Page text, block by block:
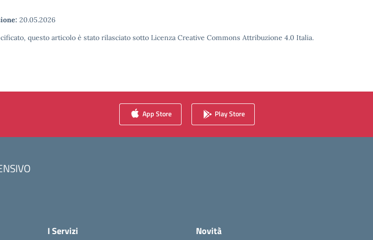
20.05.2026
questo articolo è stato rilasciato sotto Licenza Creative Commons Attribuzione 4.0 Italia.
App Store Play Store
I Servizi Novità